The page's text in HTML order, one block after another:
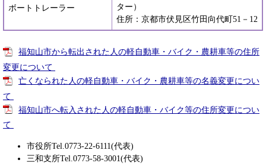
ボートトレーラー
ター）
住所：京都市伏見区竹田向代町51－12
福知山市から転出された人の軽自動車・バイク・農耕車等の住所
変更について
亡くなられた人の軽自動車・バイク・農耕車等の名義変更につい
て
福知山市へ転入された人の軽自動車・バイク等の住所変更につい
て
市役所Tel.0773-22-6111(代表)
三和支所Tel.0773-58-3001(代表)